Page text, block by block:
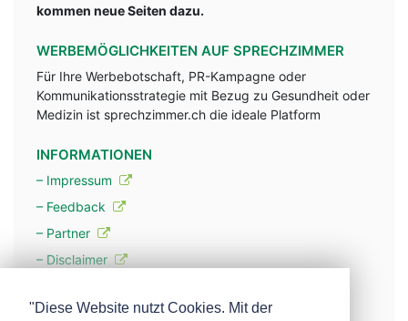
kommen neue Seiten dazu.
WERBEMÖGLICHKEITEN AUF SPRECHZIMMER
Für Ihre Werbebotschaft, PR-Kampagne oder
Kommunikationsstrategie mit Bezug zu Gesundheit oder
Medizin ist sprechzimmer.ch die ideale Platform
INFORMATIONEN
– Impressum
– Feedback
– Partner
– Disclaimer
"Diese Website nutzt Cookies. Mit der